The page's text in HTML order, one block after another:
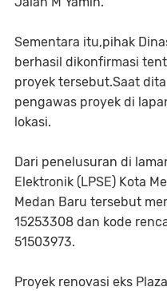
Sementara itu,pihak
berhasil dikonfirmasi
proyek tersebut.Saat
pengawas proyek di
lokasi.
Dari penelusuran di
Elektronik (LPSE) Kota
Medan Baru tersebut
15253308 dan kode
51503973.
Proyek renovasi eks